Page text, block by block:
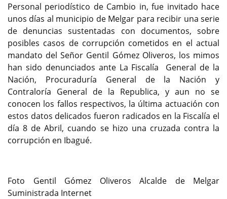
Personal periodístico de Cambio in, fue invitado hace
unos días al municipio de Melgar para recibir una serie
de denuncias sustentadas con documentos, sobre
posibles casos de corrupción cometidos en el actual
mandato del Señor Gentil Gómez Oliveros, los mimos
han sido denunciados ante La Fiscalía General de la
Nación, Procuraduría General de la Nación y
Contraloría General de la Republica, y aun no se
conocen los fallos respectivos, la última actuación con
estos datos delicados fueron radicados en la Fiscalía el
día 8 de Abril, cuando se hizo una cruzada contra la
corrupción en Ibagué.
Foto Gentil Gómez Oliveros Alcalde de Melgar
Suministrada Internet